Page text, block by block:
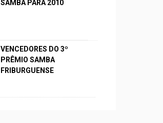
SAMBA PARA 2010
VENCEDORES DO 3º
PRÊMIO SAMBA
FRIBURGUENSE